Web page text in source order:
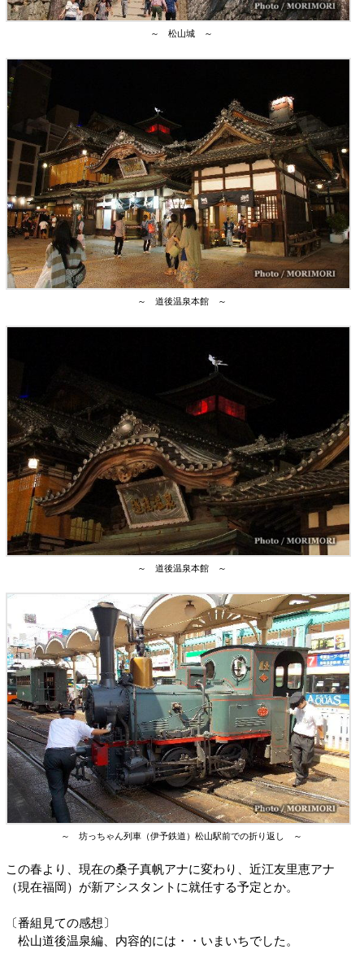
～ 松山城 ～
～ 道後温泉本館 ～
～ 道後温泉本館 ～
～ 坊っちゃん列車（伊予鉄道）松山駅前での折り返し ～
この春より、現在の桑子真帆アナに変わり、近江友里恵アナ
（現在福岡）が新アシスタントに就任する予定とか。
〔番組見ての感想〕
松山道後温泉編、内容的には・・いまいちでした。